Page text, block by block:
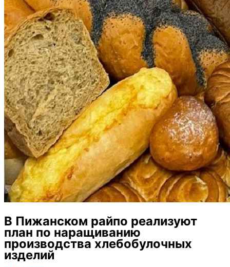
В Пижанском райпо реализуют
план по наращиванию
производства хлебобулочных
изделий